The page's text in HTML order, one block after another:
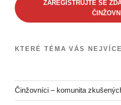
ZAREGISTRUJTE SE
KTERÉ TÉMA VÁS
Činžovníci – komunita